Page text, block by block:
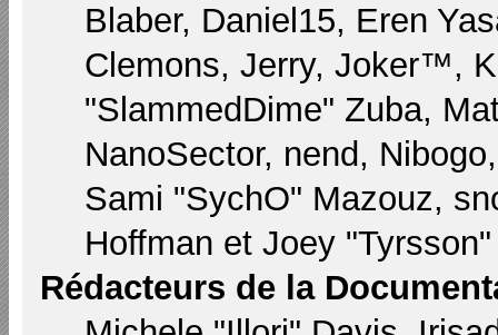
Blaber, Daniel15, Eren
Clemons, Jerry, Joker™,
"SlammedDime" Zuba,
NanoSector, nend,
Sami "SychO" Mazouz,
Hoffman et Joey
Rédacteurs de la